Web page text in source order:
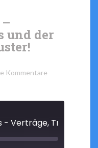
und der
Kommentare